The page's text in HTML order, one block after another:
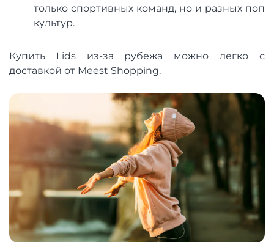
только спортивных команд, но и разных поп
культур.
Купить Lids из-за рубежа можно легко с
доставкой от Meest Shopping.